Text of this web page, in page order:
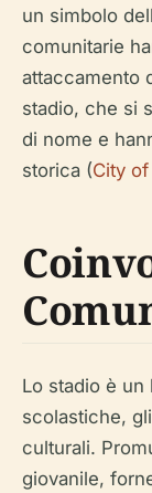
un simbolo
comunitarie
attaccamento
stadio, che si
di nome e
storica (City
Lo stadio è
scolastiche,
culturali.
giovanile,